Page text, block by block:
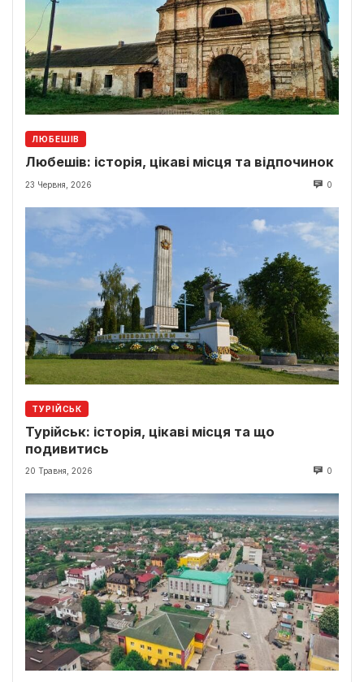
ЛЮБЕШІВ
Любешів: історія, цікаві місця та відпочинок
23 Червня, 2026 0
ТУРІЙСЬК
Турійськ: історія, цікаві місця та що
подивитись
20 Травня, 2026 0